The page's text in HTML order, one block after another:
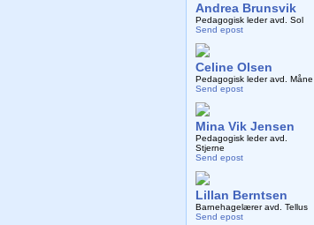
Andrea Brunsvik
Pedagogisk leder avd. Sol
Send epost
Celine Olsen
Pedagogisk leder avd. Måne
Send epost
Mina Vik Jensen
Pedagogisk leder avd.
Stjerne
Send epost
Lillan Berntsen
Barnehagelærer avd. Tellus
Send epost